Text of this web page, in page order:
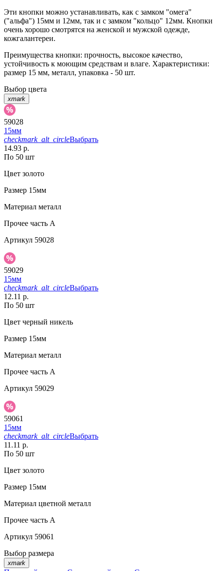
Эти кнопки можно устанавливать, как с замком "омега"
("альфа") 15мм и 12мм, так и с замком "кольцо" 12мм. Кнопки
очень хорошо смотрятся на женской и мужской одежде,
кожгалантереи.
Преимущества кнопки: прочность, высокое качество,
устойчивость к моющим средствам и влаге. Характеристики:
размер 15 мм, металл, упаковка - 50 шт.
Выбор цвета
xmark
59028
15мм
checkmark_alt_circleВыбрать
14.93 р.
По 50 шт
Цвет золото
Размер 15мм
Материал металл
Прочее часть A
Артикул 59028
59029
15мм
checkmark_alt_circleВыбрать
12.11 р.
По 50 шт
Цвет черный никель
Размер 15мм
Материал металл
Прочее часть A
Артикул 59029
59061
15мм
checkmark_alt_circleВыбрать
11.11 р.
По 50 шт
Цвет золото
Размер 15мм
Материал цветной металл
Прочее часть A
Артикул 59061
Выбор размера
xmark